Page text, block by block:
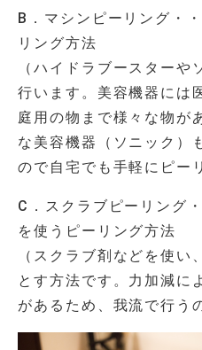
B．マシンピーリング・
リング方法
（ハイドラブースター
行います。美容機器には
庭用の物まで様々な物が
な美容機器（ソニック）
ので自宅でも手軽にピー
C．スクラブピーリング
を使うピーリング方法
（スクラブ剤などを使い
とす方法です。力加減に
があるため、我流で行う